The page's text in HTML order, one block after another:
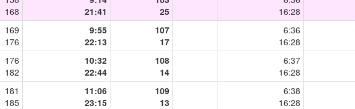
168
21:41
25
16:28
169
176
9:55
22:13
107
17
6:36
16:28
176
182
10:32
22:44
108
14
6:37
16:28
181
185
11:06
23:15
109
13
6:38
16:28